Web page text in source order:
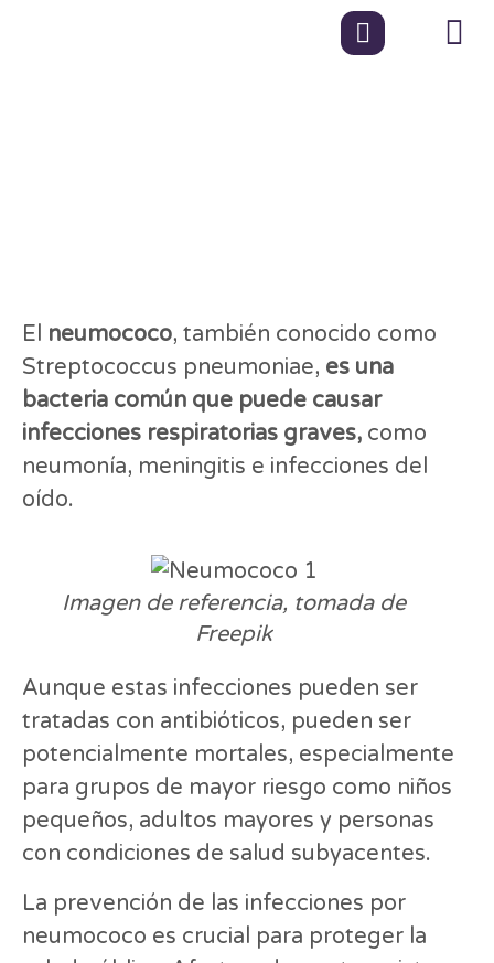
El neumococo, también conocido como
Streptococcus pneumoniae, es una
bacteria común que puede causar
infecciones respiratorias graves, como
neumonía, meningitis e infecciones del
oído.
Imagen de referencia, tomada de
Freepik
Aunque estas infecciones pueden ser
tratadas con antibióticos, pueden ser
potencialmente mortales, especialmente
para grupos de mayor riesgo como niños
pequeños, adultos mayores y personas
con condiciones de salud subyacentes.
La prevención de las infecciones por
neumococo es crucial para proteger la